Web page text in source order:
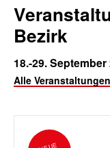
Bezirk
18.-29. September
Alle